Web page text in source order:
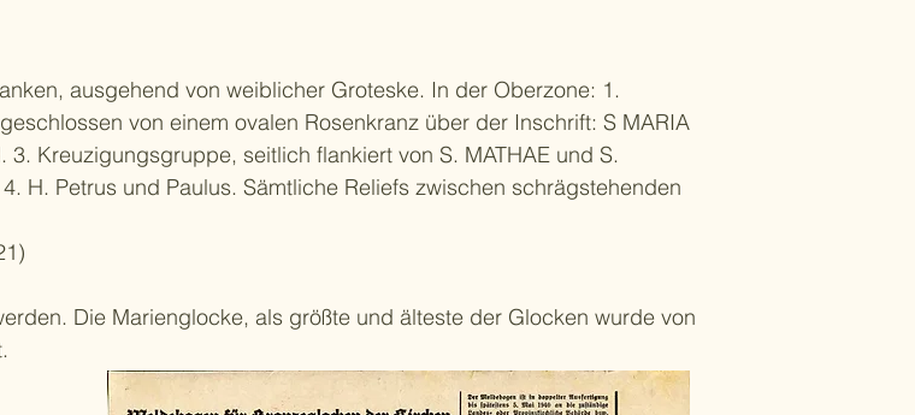
ausgehend von weiblicher Groteske. In der Oberzone: 1.
von einem ovalen Rosenkranz über der Inschrift: S MARIA
3. Kreuzigungsgruppe, seitlich flankiert von S. MATHAE und S.
H. Petrus und Paulus. Sämtliche Reliefs zwischen schrägstehenden
Die Marienglocke, als größte und älteste der Glocken wurde von